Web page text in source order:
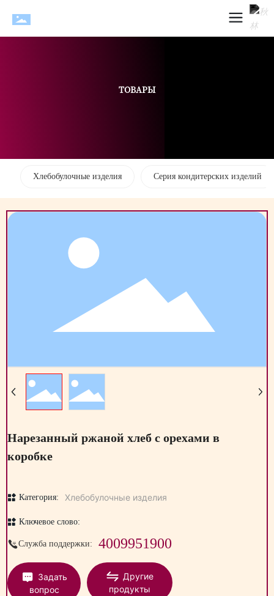
ТОВАРЫ
Хлебобулочные изделия Серия кондитерских изделий
Нарезанный ржаной хлеб с орехами в
коробке
Категория: Хлебобулочные изделия
Ключевое слово:
Служба поддержки: 4009951900
Задать
вопрос
Другие
продукты